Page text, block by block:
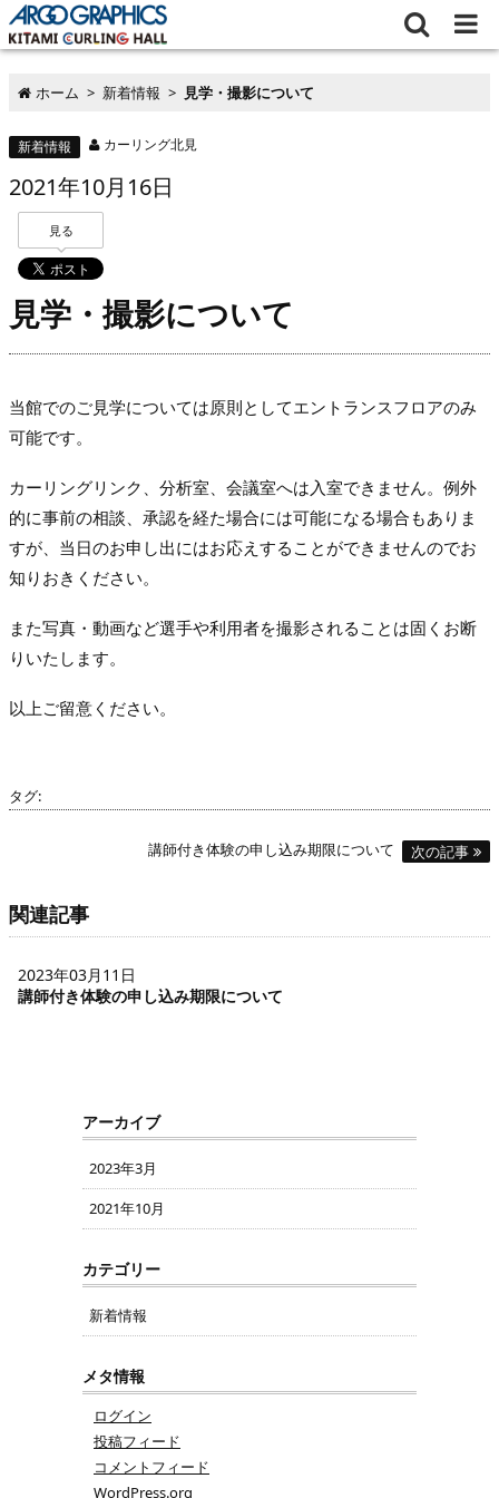
ホーム > 新着情報 > 見学・撮影について
新着情報 カーリング北見
2021年10月 16日
見る
見学・撮影について
当館でのご見学については原則としてエントランスフロアのみ
可能です。
カーリングリンク、分析室、会議室へは入室できません。例外
的に事前の相談、承認を経た場合には可能になる場合もありま
すが、当日のお申し出にはお応えすることができませんのでお
知りおきください。
また写真・動画など選手や利用者を撮影されることは固くお断
りいたします。
以上ご留意ください。
タグ:
講師付き体験の申し込み期限について 次の記事
関連記事
2023年03月11日
講師付き体験の申し込み期限について
アーカイブ
2023年3月
2021年10月
カテゴリー
新着情報
メタ情報
ログイン
投稿フィード
コメントフィード
WordPress.org